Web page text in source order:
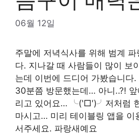
06월 12일
주말에 저녁식사를 위해 범계
다. 지나갈 때 사람들이 많이 보
는데 이번에 드디어 가봤습니다
30분쯤 방문했는데… 아니..?!
리고 있어요… ╰(‵□′)╯저처럼
마시고… 미리 테이블링 앱을 이
서주세요. 파랑새예요